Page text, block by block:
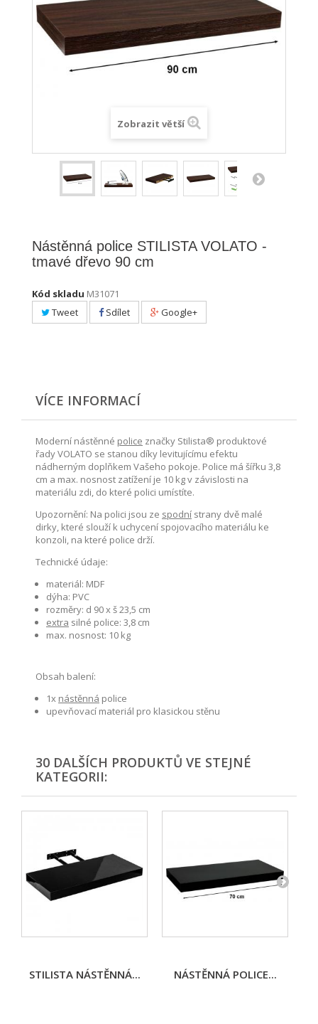
Zobrazit větší
Nástěnná police STILISTA VOLATO -
tmavé dřevo 90 cm
Kód skladu M31071
Tweet
Sdílet Google+
VÍCE INFORMACÍ
Moderní nástěnné police značky Stilista® produktové
řady VOLATO se stanou díky levitujícímu efektu
nádherným doplňkem Vašeho pokoje. Police má šířku 3,8
cm a max. nosnost zatížení je 10 kg v závislosti na
materiálu zdi, do které polici umístíte.
Upozornění: Na polici jsou ze spodní strany dvě malé
dirky, které slouží k uchycení spojovacího materiálu ke
konzoli, na které police drží.
Technické údaje:
materiál: MDF
dýha: PVC
rozměry: d 90 x š 23,5 cm
extra silné police: 3,8 cm
max. nosnost: 10 kg
Obsah balení:
1x nástěnná police
upevňovací materiál pro klasickou stěnu
30 DALŠÍCH PRODUKTŮ VE STEJNÉ
KATEGORII:
STILISTA NÁSTĚNNÁ... NÁSTĚNNÁ POLICE...